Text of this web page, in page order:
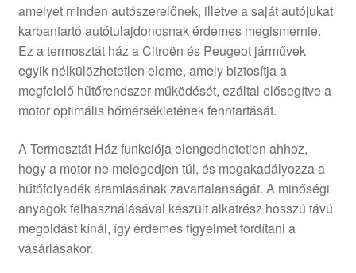
Panasz
Panaszkezelési szabályzat
Rólunk
Saját fiókom
Szállítás
amelyet minden autószerelőnek, illetve a saját autójukat
karbantartó autótulajdonosnak érdemes megismernie.
Ez a termosztát ház a Citroën és Peugeot járművek
egyik nélkülözhetetlen eleme, amely biztosítja a
megfelelő hűtőrendszer működését, ezáltal elősegítve a
motor optimális hőmérsékletének fenntartását.
A Termosztát Ház funkciója elengedhetetlen ahhoz,
hogy a motor ne melegedjen túl, és megakadályozza a
hűtőfolyadék áramlásának zavartalanságát. A minőségi
anyagok felhasználásával készült alkatrész hosszú távú
megoldást kínál, így érdemes figyelmet fordítani a
vásárlásakor.